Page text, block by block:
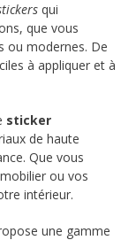
qui
que vous
ou modernes. De
à appliquer et à
sticker
de haute
Que vous
ou vos
intérieur.
une gamme